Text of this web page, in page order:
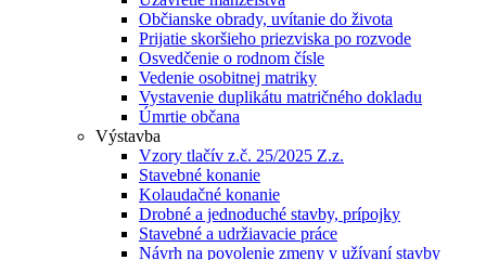
Občianske obrady, uvítanie do života
Prijatie skoršieho priezviska po rozvode
Osvedčenie o rodnom čísle
Vedenie osobitnej matriky
Vystavenie duplikátu matričného dokladu
Úmrtie občana
Výstavba
Vzory tlačív z.č. 25/2025 Z.z.
Stavebné konanie
Kolaudačné konanie
Drobné a jednoduché stavby, prípojky
Stavebné a udržiavacie práce
Návrh na povolenie zmeny v užívaní stavby